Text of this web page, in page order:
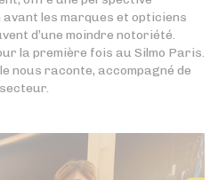
avant les marques et opticiens
d’une moindre notoriété.
la première fois au Silmo Paris.
nous raconte, accompagné de